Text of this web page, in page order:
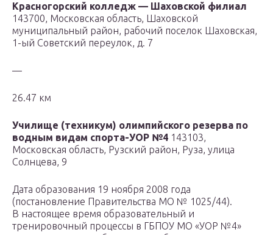
Красногорский колледж — Шаховской филиал
143700, Московская область, Шаховской
муниципальный район, рабочий поселок Шаховская,
1-ый Советский переулок, д. 7
—
26.47 км
Училище (техникум) олимпийского резерва по
водным видам спорта-УОР №4 143103,
Московская область, Рузский район, Руза, улица
Солнцева, 9
Дата образования 19 ноября 2008 года
(постановление Правительства МО № 1025/44).
В настоящее время образовательный и
тренировочный процессы в ГБПОУ МО «УОР №4»